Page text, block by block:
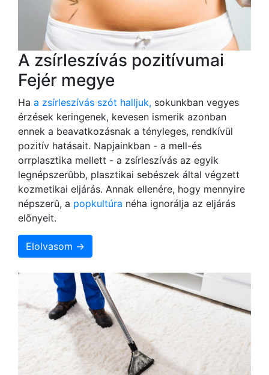
A zsírleszívás pozitívumai
Fejér megye
Ha a zsírleszívás szót halljuk, sokunkban vegyes
érzések keringenek, kevesen ismerik azonban
ennek a beavatkozásnak a tényleges, rendkívül
pozitív hatásait. Napjainkban - a mell-és
orrplasztika mellett - a zsírleszívás az egyik
legnépszerûbb, plasztikai sebészek által végzett
kozmetikai eljárás. Annak ellenére, hogy mennyire
népszerû, a popkultúra néha ignorálja az eljárás
elõnyeit.
Elolvasom →